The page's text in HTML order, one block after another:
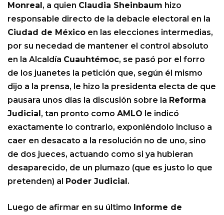
Monreal , a quien Claudia Sheinbaum hizo
responsable directo de la debacle electoral en la
Ciudad de México en las elecciones intermedias,
por su necedad de mantener el control absoluto
en la Alcaldía Cuauhtémoc, se pasó por el forro
de los juanetes la petición que, según él mismo
dijo a la prensa, le hizo la presidenta electa de que
pausara unos días la discusión sobre la Reforma
Judicial , tan pronto como AMLO le indicó
exactamente lo contrario, exponiéndolo incluso a
caer en desacato a la resolución no de uno, sino
de dos jueces, actuando como si ya hubieran
desaparecido, de un plumazo (que es justo lo que
pretenden) al
Poder Judicial .
Luego de afirmar en su último Informe de